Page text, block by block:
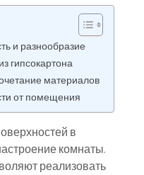
и разнообразие
гипсокартона
материалов
от помещения
в
комнаты.
реализовать